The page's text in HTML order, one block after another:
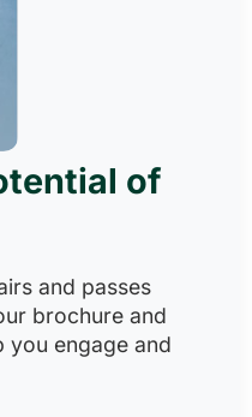
of
and passes
brochure and
you engage and